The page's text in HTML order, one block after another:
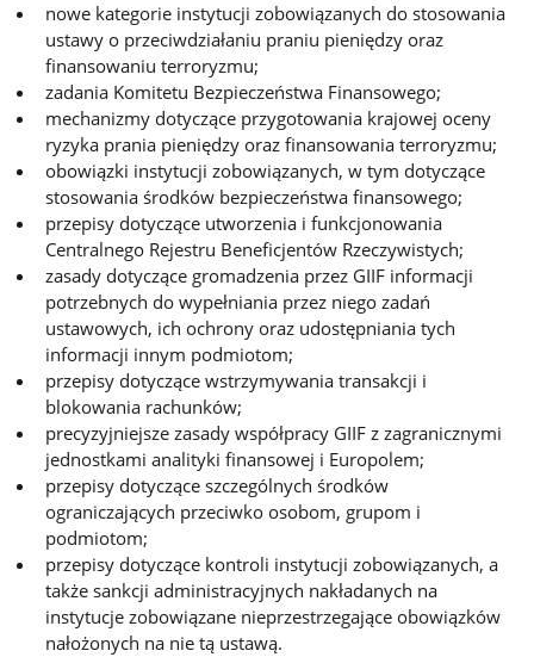
nowe kategorie instytucji zobowiązanych do stosowania
ustawy o przeciwdziałaniu praniu pieniędzy oraz
finansowaniu terroryzmu;
zadania Komitetu Bezpieczeństwa Finansowego;
mechanizmy dotyczące przygotowania krajowej oceny
ryzyka prania pieniędzy oraz finansowania terroryzmu;
obowiązki instytucji zobowiązanych, w tym dotyczące
stosowania środków bezpieczeństwa finansowego;
przepisy dotyczące utworzenia i funkcjonowania
Centralnego Rejestru Beneficjentów Rzeczywistych;
zasady dotyczące gromadzenia przez GIIF informacji
potrzebnych do wypełniania przez niego zadań
ustawowych, ich ochrony oraz udostępniania tych
informacji innym podmiotom;
przepisy dotyczące wstrzymywania transakcji i
blokowania rachunków;
precyzyjniejsze zasady współpracy GIIF z zagranicznymi
jednostkami analityki finansowej i Europolem;
przepisy dotyczące szczególnych środków
ograniczających przeciwko osobom, grupom i
podmiotom;
przepisy dotyczące kontroli instytucji zobowiązanych, a
także sankcji administracyjnych nakładanych na
instytucje zobowiązane nieprzestrzegające obowiązków
nałożonych na nie tą ustawą.